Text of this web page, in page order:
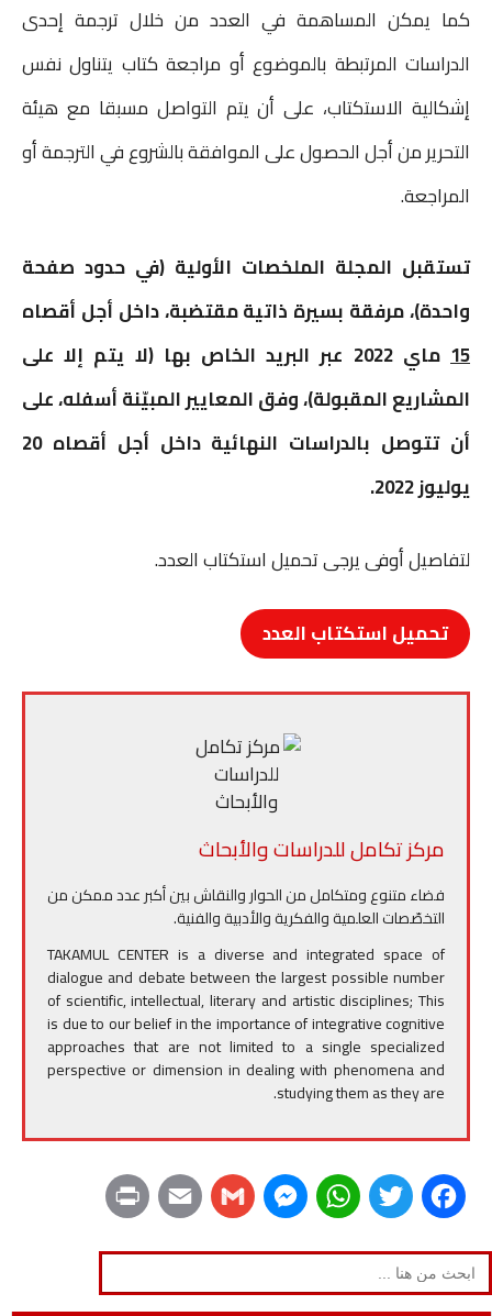
كما يمكن المساهمة في العدد من خلال ترجمة إحدى
الدراسات المرتبطة بالموضوع أو مراجعة كتاب يتناول نفس
إشكالية الاستكتاب، على أن يتم التواصل مسبقا مع هيئة
التحرير من أجل الحصول على الموافقة بالشروع في الترجمة أو
المراجعة.
تستقبل المجلة الملخصات الأولية (في حدود صفحة
واحدة)، مرفقة بسيرة ذاتية مقتضبة، داخل أجل أقصاه
15
ماي 2022 عبر البريد الخاص بها (لا يتم إلا على
المشاريع المقبولة)، وفق المعايير المبيّنة أسفله، على
أن تتوصل بالدراسات النهائية داخل أجل أقصاه 20
يوليوز 2022.
لتفاصيل أوفى يرجى تحميل استكتاب العدد.
تحميل استكتاب العدد
مركز تكامل للدراسات والأبحاث
فضاء متنوع ومتكامل من الحوار والنقاش بين أكبر عدد ممكن من
التخصّصات العلمية والفكرية والأدبية والفنية.
TAKAMUL CENTER is a diverse and integrated space of
dialogue and debate between the largest possible number
of scientific, intellectual, literary and artistic disciplines; This
is due to our belief in the importance of integrative cognitive
approaches that are not limited to a single specialized
perspective or dimension in dealing with phenomena and
studying them as they are.
F
a
c
T
w
i
W
h
a
M
e
s
G
m
a
E
m
a
r
i
Search
for: